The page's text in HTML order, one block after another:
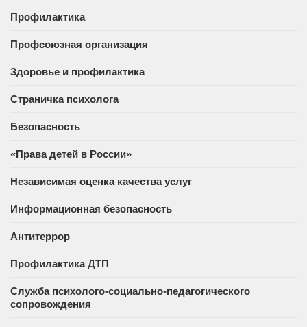
Профилактика
Профсоюзная организация
Здоровье и профилактика
Страничка психолога
Безопасность
«Права детей в России»
Независимая оценка качества услуг
Информационная безопасность
Антитеррор
Профилактика ДТП
Служба психолого-социально-педагогического
сопровождения